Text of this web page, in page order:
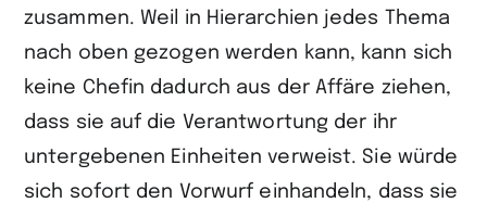
zusammen. Weil in Hierarchien jedes Thema
nach oben gezogen werden kann, kann sich
keine Chefin dadurch aus der Affäre ziehen,
dass sie auf die Verantwortung der ihr
untergebenen Einheiten verweist. Sie würde
sich sofort den Vorwurf einhandeln, dass sie